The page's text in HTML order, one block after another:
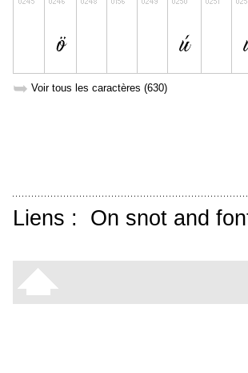
➥ Voir tous les caractères (630)
Liens : On snot and